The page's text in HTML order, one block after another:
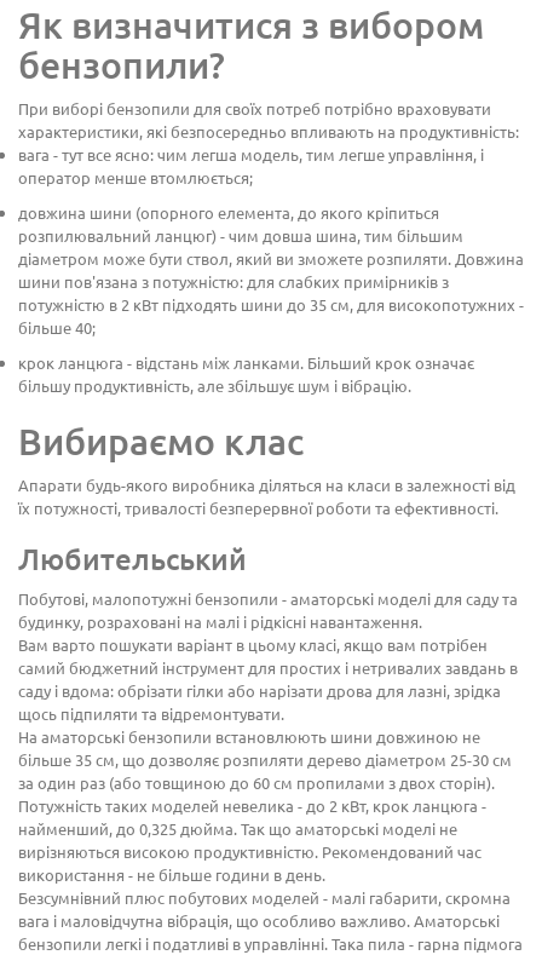
Як визначитися з вибором
бензопили?
При виборі бензопили для своїх потреб потрібно враховувати
характеристики, які безпосередньо впливають на продуктивність:
вага - тут все ясно: чим легша модель, тим легше управління, і
оператор менше втомлюється;
довжина шини (опорного елемента, до якого кріпиться
розпилювальний ланцюг) - чим довша шина, тим більшим
діаметром може бути ствол, який ви зможете розпиляти. Довжина
шини пов'язана з потужністю: для слабких примірників з
потужністю в 2 кВт підходять шини до 35 см, для високопотужних -
більше 40;
крок ланцюга - відстань між ланками. Більший крок означає
більшу продуктивність, але збільшує шум і вібрацію.
Вибираємо клас
Апарати будь-якого виробника діляться на класи в залежності від
їх потужності, тривалості безперервної роботи та ефективності.
Любительський
Побутові, малопотужні бензопили - аматорські моделі для саду та
будинку, розраховані на малі і рідкісні навантаження.
Вам варто пошукати варіант в цьому класі, якщо вам потрібен
самий бюджетний інструмент для простих і нетривалих завдань в
саду і вдома: обрізати гілки або нарізати дрова для лазні, зрідка
щось підпиляти та відремонтувати.
На аматорські бензопили встановлюють шини довжиною не
більше 35 см, що дозволяє розпиляти дерево діаметром 25-30 см
за один раз (або товщиною до 60 см пропилами з двох сторін).
Потужність таких моделей невелика - до 2 кВт, крок ланцюга -
найменший, до 0,325 дюйма. Так що аматорські моделі не
вирізняються високою продуктивністю. Рекомендований час
використання - не більше години в день.
Безсумнівний плюс побутових моделей - малі габарити, скромна
вага і маловідчутна вібрація, що особливо важливо. Аматорські
бензопили легкі і податливі в управлінні. Така пила - гарна підмога